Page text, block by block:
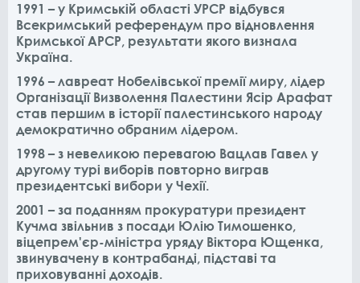
1991 – у Кримській області УРСР відбувся
Всекримський референдум про відновлення
Кримської АРСР, результати якого визнала
Україна.
1996 – лавреат Нобелівської премії миру, лідер
Організації Визволення Палестини Ясір Арафат
став першим в історії палестинського народу
демократично обраним лідером.
1998 – з невеликою перевагою Вацлав Гавел у
другому турі виборів повторно виграв
президентські вибори у Чехії.
2001 – за поданням прокуратури президент
Кучма звільнив з посади Юлію Тимошенко,
віцепрем'єр-міністра уряду Віктора Ющенка,
звинувачену в контрабанді, підставі та
приховуванні доходів.